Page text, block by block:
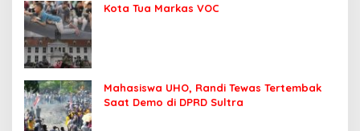
Kota Tua Markas VOC
Mahasiswa UHO, Randi Tewas Tertembak
Saat Demo di DPRD Sultra